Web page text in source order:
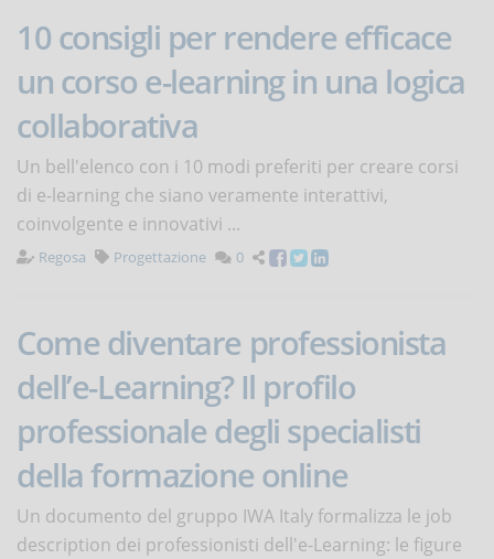
10 consigli per rendere efficace
un corso e-learning in una logica
collaborativa
Un bell'elenco con i 10 modi preferiti per creare corsi
di e-learning che siano veramente interattivi,
coinvolgente e innovativi ...
Regosa Progettazione 0
Come diventare professionista
dell’e-Learning? Il profilo
professionale degli specialisti
della formazione online
Un documento del gruppo IWA Italy formalizza le job
description dei professionisti dell'e-Learning: le figure